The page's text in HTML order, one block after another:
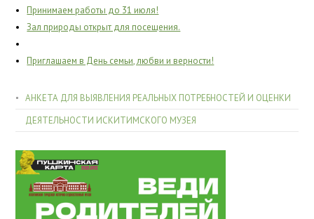
Принимаем работы до 31 июля!
Зал природы открыт для посещения.
Приглашаем в День семьи, любви и верности!
АНКЕТА ДЛЯ ВЫЯВЛЕНИЯ РЕАЛЬНЫХ ПОТРЕБНОСТЕЙ И ОЦЕНКИ
ДЕЯТЕЛЬНОСТИ ИСКИТИМСКОГО МУЗЕЯ